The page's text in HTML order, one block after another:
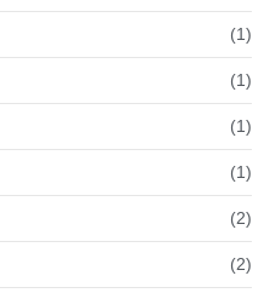
(1)
(1)
(1)
(1)
(2)
(2)